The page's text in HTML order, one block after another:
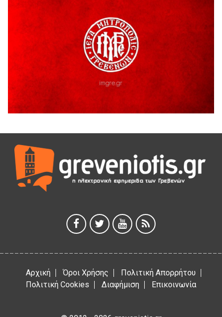
5 Αυγούστου 2026
ΕΥΧΑΡΙΣΤΙΕΣ Φυσιολατρικού Συλλόγου Γρεβενών
4 Αυγούστου 2026
Έκτακτη χρηματοδότηση 400.000€ για επιπλέον εργασίες
στο Δημοτικό Στάδιο Γρεβενών «Μίλτος Τεντόγλου»
Τελικά τι είναι πολιτισμός;
4 Αυγούστου 2026
ΚΑΤΑΓΡΑΦΗ ΤΕΚΜΗΡΙΩΣΗ ΚΑΙ ΨΗΦΙΟΠΟΙΗΣΗ ΤΩΝ
ΜΑΣΤΟΡΙΚΩΝ ΕΡΓΑΛΕΙΩΝ ΤΗΣ ΣΥΛΛΟΓΗΣ ΚΥΠΑΡΙΣΣΙΟΥ
ΓΡΕΒΕΝΩΝ
3 Αυγούστου 2026
Αρχική Όροι Χρήσης
Πολιτική Απορρήτου
Πολιτική Cookies
Διαφήμιση Επικοινωνία